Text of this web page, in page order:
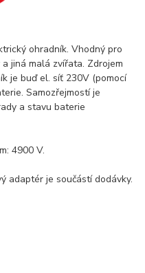
ohradník. Vhodný pro
jiná malá zvířata. Zdrojem
je buď el. síť 230V (pomocí
Samozřejmostí je
a stavu baterie
4900 V.
adaptér je součástí dodávky.